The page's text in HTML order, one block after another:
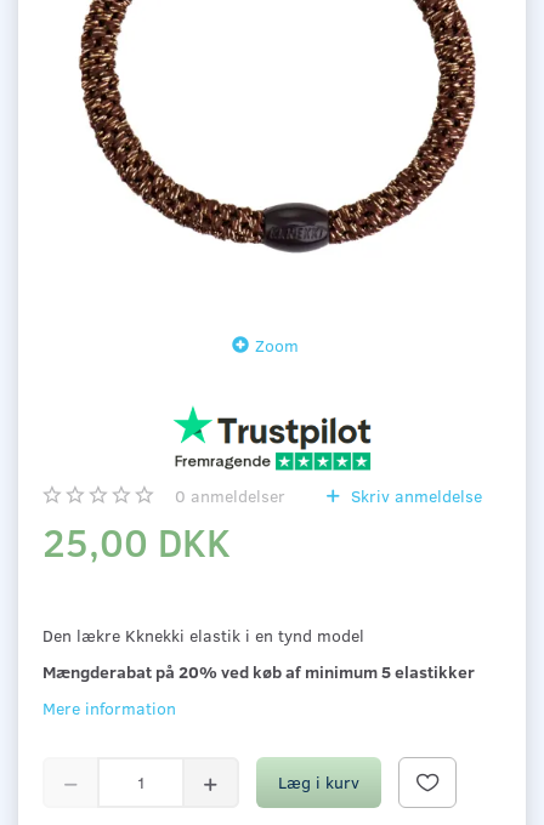
Zoom
0 anmeldelser Skriv anmeldelse
25,00 DKK
Den lækre Kknekki elastik i en tynd model
Mængderabat på 20% ved køb af minimum 5 elastikker
Mere information
Læg i kurv